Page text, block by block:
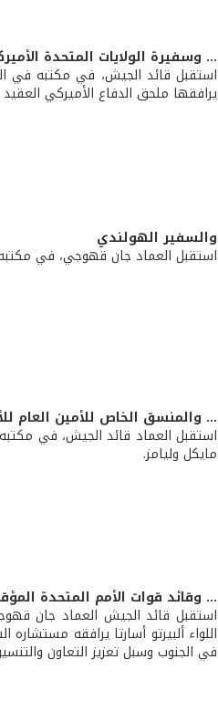
... وسفيرة الولايات المتحدة
استقبل قائد الجيش، في مكتبه في
يرافقها ملحق الدفاع الأميركي
والسفير الهولندي
استقبل العماد جان قهوجي، في مكتبه
... والمنسق الخاص للأمين العام
استقبل العماد قائد الجيش، في
مايكل وليامز.
... وقائد قوات الأمم المتحدة
استقبل قائد الجيش العماد جان
اللواء ألبيرتو أسارتا يرافقه
في الجنوب وسبل تعزيز التعاون